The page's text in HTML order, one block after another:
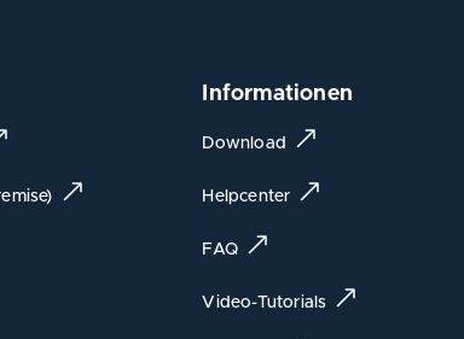
Informationen
Download
Helpcenter
FAQ
Video-Tutorials